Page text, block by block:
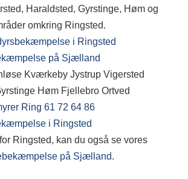
Haraldsted, Gyrstinge, Høm og
omkring Ringsted.
i Ringsted
på Sjælland
Kværkeby Jystrup Vigersted
Høm Fjellebro Ortved
Ring 61 72 64 86
i Ringsted
Ringsted, kan du også se vores
på Sjælland.